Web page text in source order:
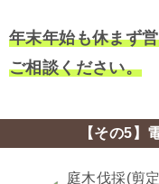
年末年始も休まず
ご相談ください。
【その5】
庭木伐採(剪